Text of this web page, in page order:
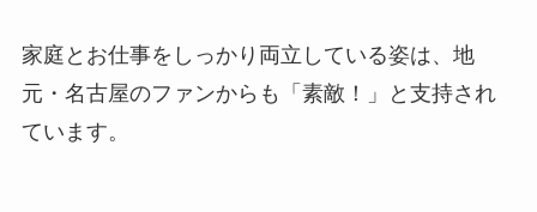
家庭とお仕事をしっかり両立している姿は、地
元・名古屋のファンからも「素敵！」と支持され
ています。